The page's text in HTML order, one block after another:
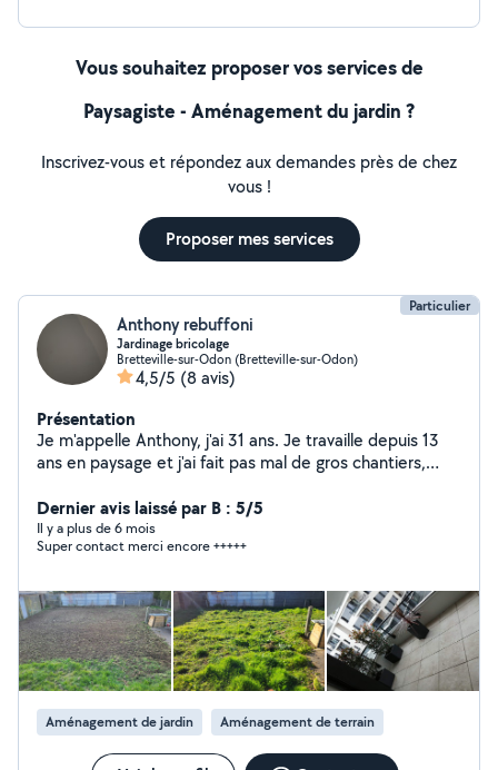
Vous souhaitez proposer vos services de
Paysagiste - Aménagement du jardin ?
Inscrivez-vous et répondez aux demandes près de chez
vous !
Proposer mes services
Particulier
Anthony rebuffoni
Jardinage bricolage
Bretteville-sur-Odon (Bretteville-sur-Odon)
4,5/5 (8 avis)
Présentation
Je m'appelle Anthony, j'ai 31 ans. Je travaille depuis 13
ans en paysage et j'ai fait pas mal de gros chantiers,
recherche petits travaux, changement d'ampoules ,
nettoyage de toitures,autres... demander. Je fais
également du jardinage et j'ai le matériel. Travail soigné,
Dernier avis laissé par B : 5/5
Il y a plus de 6 mois
Super contact merci encore +++++
Aménagement de jardin Aménagement de terrain